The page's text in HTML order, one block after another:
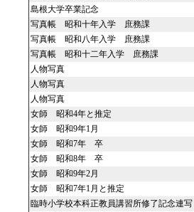
島根大学卒業記念
写真帳 昭和十年入学 庶務課
写真帳 昭和八年入学 庶務課
写真帳 昭和十二年入学 庶務課
人物写真
人物写真
人物写真
女師 昭和4年と推定
女師 昭和9年1月
女師 昭和7年 卒
女師 昭和8年 卒
女師 昭和9年2月
女師 昭和7年1月と推定
臨時小学校本科正教員講習所修了記念連写